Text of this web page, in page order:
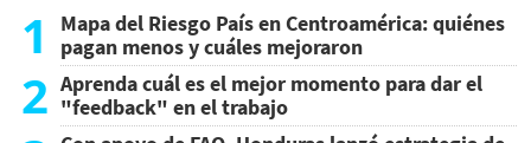
1
Mapa del Riesgo País en Centroamérica: quiénes
pagan menos y cuáles mejoraron
2 Aprenda cuál es el mejor momento para dar el
"feedback" en el trabajo